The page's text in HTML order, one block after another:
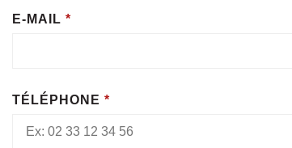
E-MAIL *
TÉLÉPHONE *